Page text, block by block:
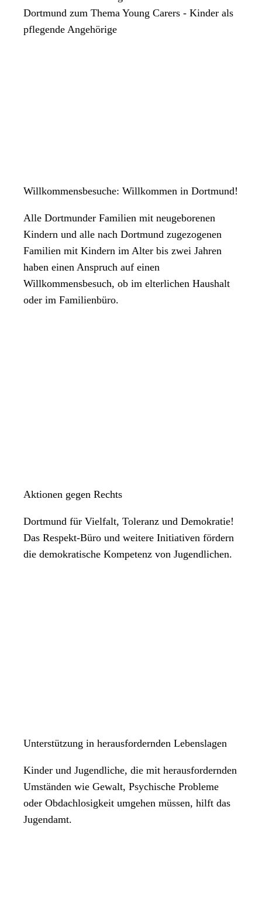
Dortmund zum Thema Young Carers - Kinder als
pflegende Angehörige
Willkommensbesuche: Willkommen in Dortmund!
Alle Dortmunder Familien mit neugeborenen
Kindern und alle nach Dortmund zugezogenen
Familien mit Kindern im Alter bis zwei Jahren
haben einen Anspruch auf einen
Willkommensbesuch, ob im elterlichen Haushalt
oder im Familienbüro.
Aktionen gegen Rechts
Dortmund für Vielfalt, Toleranz und Demokratie!
Das Respekt-Büro und weitere Initiativen fördern
die demokratische Kompetenz von Jugendlichen.
Unterstützung in herausfordernden Lebenslagen
Kinder und Jugendliche, die mit herausfordernden
Umständen wie Gewalt, Psychische Probleme
oder Obdachlosigkeit umgehen müssen, hilft das
Jugendamt.